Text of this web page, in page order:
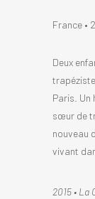
France •
Deux
Paris. Un
sœur de
nouveau
vivant
2015 • La